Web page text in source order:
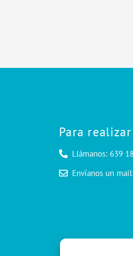
Para
Llámanos: 639
Envíanos un